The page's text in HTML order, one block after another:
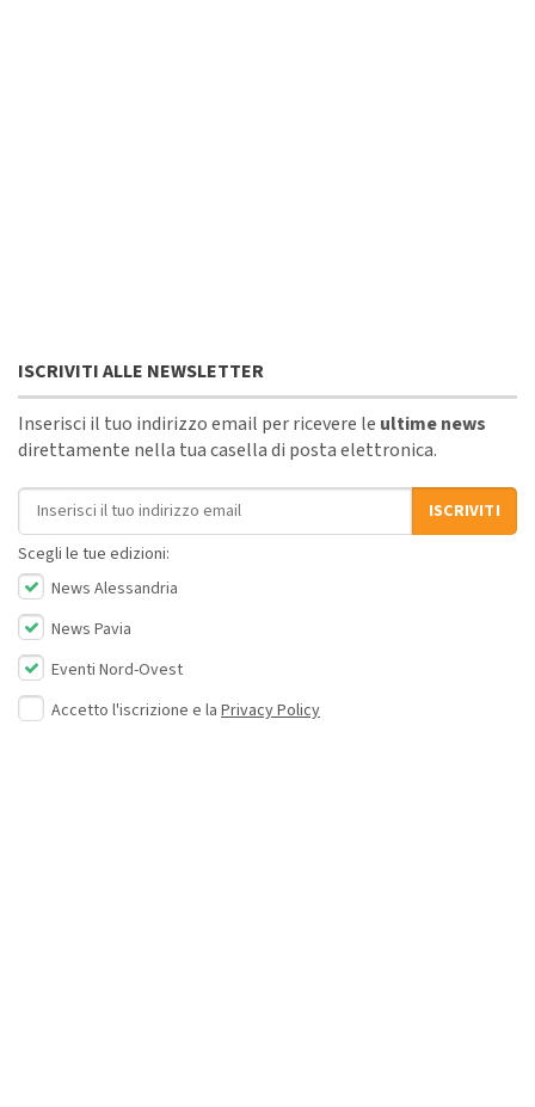
ISCRIVITI ALLE NEWSLETTER
Inserisci il tuo indirizzo email per ricevere le ultime news
direttamente nella tua casella di posta elettronica.
Indirizzo email
ISCRIVITI
Scegli le tue edizioni:
News Alessandria
News Pavia
Eventi Nord-Ovest
Accetto l'iscrizione e la Privacy Policy